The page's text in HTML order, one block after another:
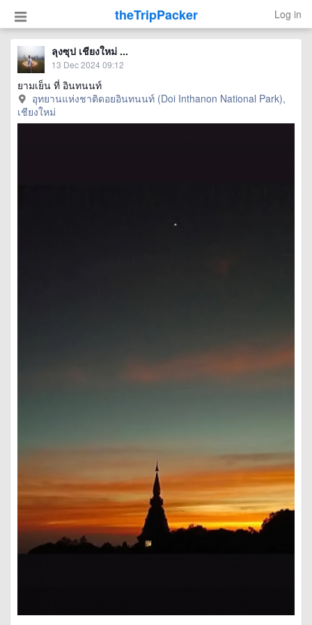
theTripPacker Log in
ลุงซุป เชียงใหม่ ...
13 Dec 2024 09:12
ยามเย็น ที่ อินทนนท์
อุทยานแห่งชาติดอยอินทนนท์ (Doi Inthanon National Park),
เชียงใหม่